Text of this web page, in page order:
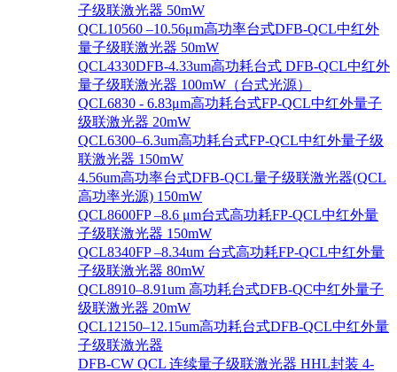
子级联激光器 50mW
QCL10560 –10.56μm高功率台式DFB-QCL中红外
量子级联激光器 50mW
QCL4330DFB-4.33um高功耗台式 DFB-QCL中红外
量子级联激光器 100mW（台式光源）
QCL6830 - 6.83μm高功耗台式FP-QCL中红外量子
级联激光器 20mW
QCL6300–6.3um高功耗台式FP-QCL中红外量子级
联激光器 150mW
4.56um高功率台式DFB-QCL量子级联激光器(QCL
高功率光源) 150mW
QCL8600FP –8.6 μm台式高功耗FP-QCL中红外量
子级联激光器 150mW
QCL8340FP –8.34um 台式高功耗FP-QCL中红外量
子级联激光器 80mW
QCL8910–8.91um 高功耗台式DFB-QC中红外量子
级联激光器 20mW
QCL12150–12.15um高功耗台式DFB-QCL中红外量
子级联激光器
DFB-CW QCL 连续量子级联激光器 HHL封装 4-